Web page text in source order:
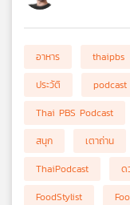
อาหาร thaipbs
ประวัติ
podcast
Thai PBS Podcast
สนุก
เตาถ่าน
ThaiPodcast
ด
FoodStylist